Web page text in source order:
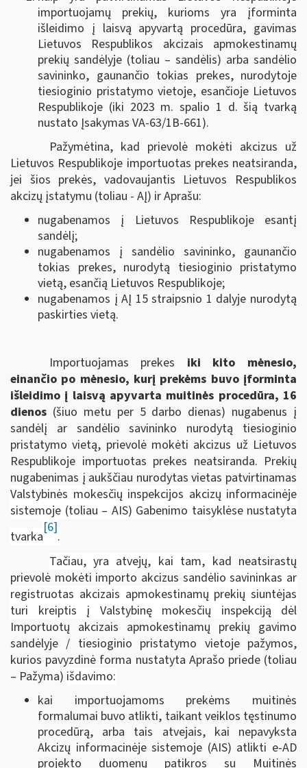
importuojamų prekių, kurioms yra įforminta
išleidimo į laisvą apyvartą procedūra, gavimas
Lietuvos Respublikos akcizais apmokestinamų
prekių sandėlyje (toliau – sandėlis) arba sandėlio
savininko, gaunančio tokias prekes, nurodytoje
tiesioginio pristatymo vietoje, esančioje Lietuvos
Respublikoje (iki 2023 m. spalio 1 d. šią tvarką
nustato Įsakymas VA-63/1B-661).
Pažymėtina, kad prievolė mokėti akcizus už
Lietuvos Respublikoje importuotas prekes neatsiranda,
jei šios prekės, vadovaujantis Lietuvos Respublikos
akcizų įstatymu (toliau - AĮ) ir Aprašu:
nugabenamos į Lietuvos Respublikoje esantį
sandėlį;
nugabenamos į sandėlio savininko, gaunančio
tokias prekes, nurodytą tiesioginio pristatymo
vietą, esančią Lietuvos Respublikoje;
nugabenamos į AĮ 15 straipsnio 1 dalyje nurodytą
paskirties vietą.
Importuojamas prekes iki kito mėnesio,
einančio po mėnesio, kurį prekėms buvo įforminta
išleidimo į laisvą apyvarta muitinės procedūra, 16
dienos (šiuo metu per 5 darbo dienas) nugabenus į
sandėlį ar sandėlio savininko nurodytą tiesioginio
pristatymo vietą, prievolė mokėti akcizus už Lietuvos
Respublikoje importuotas prekes neatsiranda. Prekių
nugabenimas į aukščiau nurodytas vietas patvirtinamas
Valstybinės mokesčių inspekcijos akcizų informacinėje
sistemoje (toliau – AIS) Gabenimo taisyklėse nustatyta
tvarka
[6]
.
Tačiau, yra atvejų, kai tam, kad neatsirastų
prievolė mokėti importo akcizus sandėlio savininkas ar
registruotas akcizais apmokestinamų prekių siuntėjas
turi kreiptis į Valstybinę mokesčių inspekciją dėl
Importuotų akcizais apmokestinamų prekių gavimo
sandėlyje / tiesioginio pristatymo vietoje pažymos,
kurios pavyzdinė forma nustatyta Aprašo priede (toliau
– Pažyma) išdavimo:
kai importuojamoms prekėms muitinės
formalumai buvo atlikti, taikant veiklos tęstinumo
procedūrą, arba tais atvejais, kai nepavyksta
Akcizų informacinėje sistemoje (AIS) atlikti e-AD
projekto duomenų patikros su Muitinės